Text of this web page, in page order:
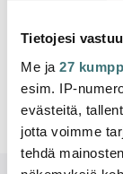
Tietojesi
Me ja 27
esim. IP-
evästeitä,
jotta voimme
tehdä